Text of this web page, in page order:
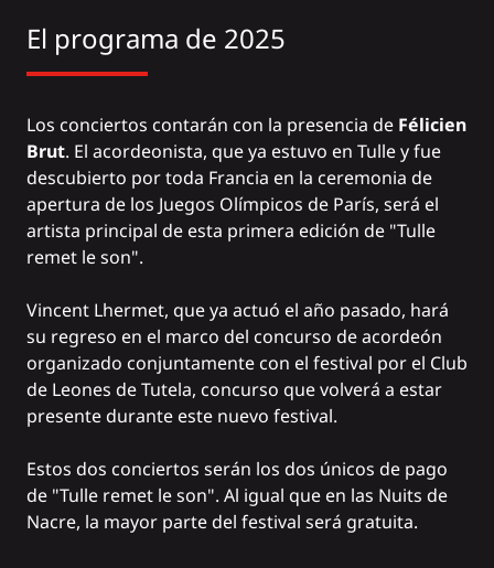
El programa de 2025
Los conciertos contarán con la presencia de Félicien
Brut. El acordeonista, que ya estuvo en Tulle y fue
descubierto por toda Francia en la ceremonia de
apertura de los Juegos Olímpicos de París, será el
artista principal de esta primera edición de "Tulle
remet le son".
Vincent Lhermet, que ya actuó el año pasado, hará
su regreso en el marco del concurso de acordeón
organizado conjuntamente con el festival por el Club
de Leones de Tutela, concurso que volverá a estar
presente durante este nuevo festival.
Estos dos conciertos serán los dos únicos de pago
de "Tulle remet le son". Al igual que en las Nuits de
Nacre, la mayor parte del festival será gratuita.